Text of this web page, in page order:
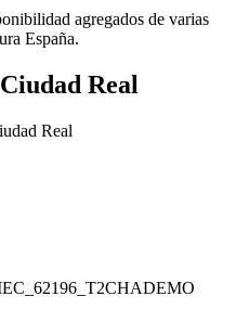
agregados de varias
España.
Ciudad Real
Real
CHADEMO